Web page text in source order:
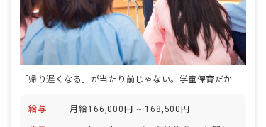
「帰り遅くなる」が当たり前じゃない。学童保育だからこその、働き方
給与 月給166,000円 ~ 168,500円